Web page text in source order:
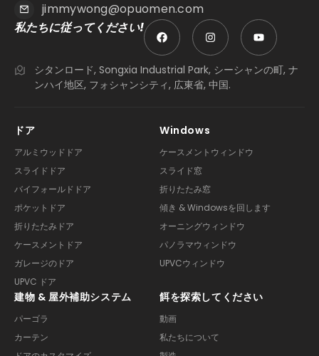
jimmywong@opuomen.com
私たちに従ってください!
シタンロード, Songxia Industrial Park, シーシャンの町, ナ
ンハイ地区, フォシャンシティ, 広東省, 中国.
ドア
アルミウッドドア
スライドドア
バイフォールドドア
ポケットドア
折りたたみドア
ケースメントドア
ガレージのドア
UPVC ドア
Windows
ケースメントウィンドウ
スライド窓
折りたたみ窓
傾き & Windowsを回します
オーニングウィンドウ
パノラマウィンドウ
UPVCウィンドウ
建物 & 屋外補助システム
パーゴラ
カーテン
餌を探索してください
動画
私たちについて